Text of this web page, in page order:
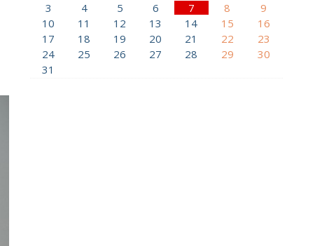
3
4 5 6 7 8
9
10
11 12 13 14 15
16
17
18 19 20 21 22
23
24
25 26 27 28 29
30
31